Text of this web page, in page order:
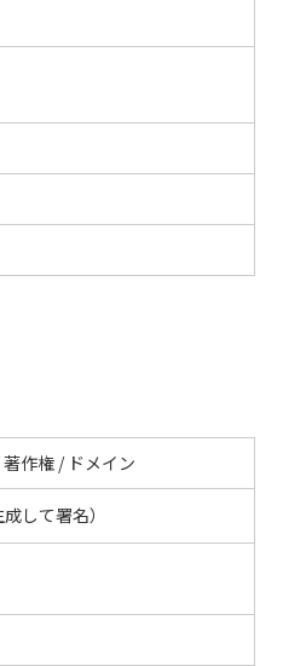
作権 / ドメイン
して署名）